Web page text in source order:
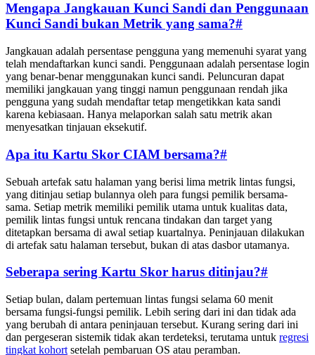
Mengapa Jangkauan Kunci Sandi dan Penggunaan
Kunci Sandi bukan Metrik yang sama?#
Jangkauan adalah persentase pengguna yang memenuhi syarat yang
telah mendaftarkan kunci sandi. Penggunaan adalah persentase login
yang benar-benar menggunakan kunci sandi. Peluncuran dapat
memiliki jangkauan yang tinggi namun penggunaan rendah jika
pengguna yang sudah mendaftar tetap mengetikkan kata sandi
karena kebiasaan. Hanya melaporkan salah satu metrik akan
menyesatkan tinjauan eksekutif.
Apa itu Kartu Skor CIAM bersama?#
Sebuah artefak satu halaman yang berisi lima metrik lintas fungsi,
yang ditinjau setiap bulannya oleh para fungsi pemilik bersama-
sama. Setiap metrik memiliki pemilik utama untuk kualitas data,
pemilik lintas fungsi untuk rencana tindakan dan target yang
ditetapkan bersama di awal setiap kuartalnya. Peninjauan dilakukan
di artefak satu halaman tersebut, bukan di atas dasbor utamanya.
Seberapa sering Kartu Skor harus ditinjau?#
Setiap bulan, dalam pertemuan lintas fungsi selama 60 menit
bersama fungsi-fungsi pemilik. Lebih sering dari ini dan tidak ada
yang berubah di antara peninjauan tersebut. Kurang sering dari ini
dan pergeseran sistemik tidak akan terdeteksi, terutama untuk regresi
tingkat kohort setelah pembaruan OS atau peramban.